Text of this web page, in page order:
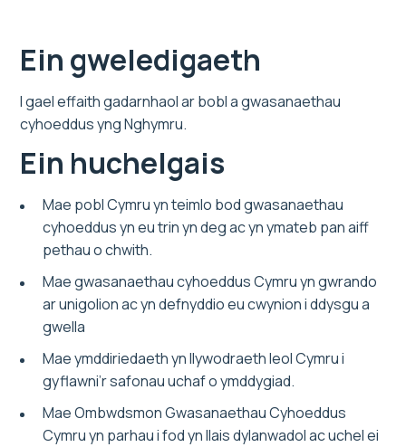
Ein gweledigaeth
I gael effaith gadarnhaol ar bobl a gwasanaethau
cyhoeddus yng Nghymru.
Ein huchelgais
Mae pobl Cymru yn teimlo bod gwasanaethau
cyhoeddus yn eu trin yn deg ac yn ymateb pan aiff
pethau o chwith.
Mae gwasanaethau cyhoeddus Cymru yn gwrando
ar unigolion ac yn defnyddio eu cwynion i ddysgu a
gwella
Mae ymddiriedaeth yn llywodraeth leol Cymru i
gyflawni’r safonau uchaf o ymddygiad.
Mae Ombwdsmon Gwasanaethau Cyhoeddus
Cymru yn parhau i fod yn llais dylanwadol ac uchel ei